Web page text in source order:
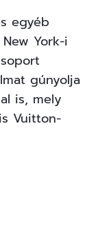
egyéb
York-i
gúnyolja
is, mely
Vuitton-